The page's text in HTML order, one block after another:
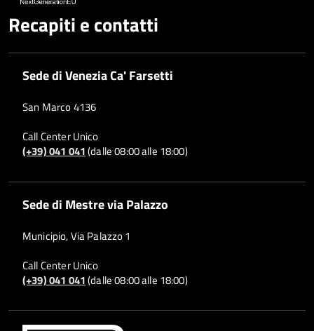
Recapiti e contatti
Sede di Venezia Ca' Farsetti
San Marco 4136
Call Center Unico
(+39) 041 041(dalle 08:00 alle 18:00)
Sede di Mestre via Palazzo
Municipio, Via Palazzo 1
Call Center Unico
(+39) 041 041(dalle 08:00 alle 18:00)